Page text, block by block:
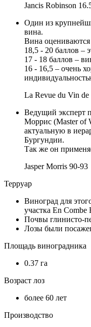
Jancis Robinson
Один из
вина.
Вина
18,5 - 20 баллов –
17 - 18 баллов –
16 - 16,5 – очень
La Revue du Vin de
Ведущий эксперт
Моррис (Master of
актуальную в
Бургундии.
Так же он
Jasper Morris 90-93
Терруар
Виноград для
участка En Combe
Почвы глинисто-
Лозы были
Площадь виноградника
0.37 га
Возраст лоз
более 60 лет
Производство